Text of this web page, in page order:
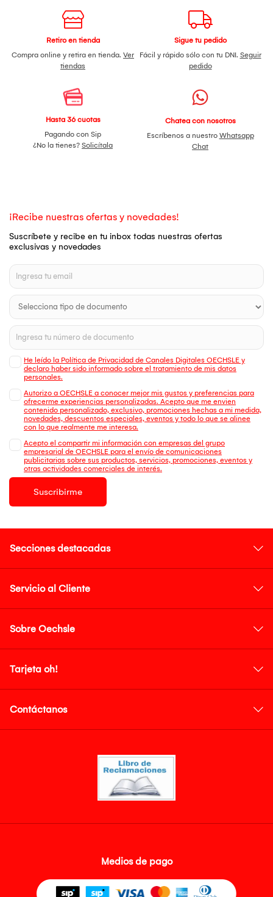
Retiro en tienda
Compra online y retira en tienda. Ver
tiendas
Sigue tu pedido
Fácil y rápido sólo con tu DNI. Seguir
pedido
Hasta 36 cuotas
Pagando con Sip
¿No la tienes? Solicítala
Chatea con nosotros
Escríbenos a nuestro Whatsapp
Chat
¡Recibe nuestras ofertas y novedades!
Suscríbete y recibe en tu inbox todas nuestras ofertas
exclusivas y novedades
He leído la Política de Privacidad de Canales Digitales OECHSLE y
declaro haber sido informado sobre el tratamiento de mis datos
personales.
Autorizo a OECHSLE a conocer mejor mis gustos y preferencias para
ofrecerme experiencias personalizadas. Acepto que me envien
contenido personalizado, exclusivo, promociones hechas a mi medida,
novedades, descuentos especiales, eventos y todo lo que se alinee
con lo que realmente me interesa.
Acepto el compartir mi información con empresas del grupo
empresarial de OECHSLE para el envío de comunicaciones
publicitarias sobre sus productos, servicios, promociones, eventos y
otras actividades comerciales de interés.
Suscribirme
Secciones destacadas
Servicio al Cliente
Sobre Oechsle
Tarjeta oh!
Contáctanos
Medios de pago